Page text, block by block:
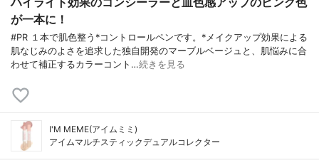
が一本に！
#PR １本で肌色整う*コントロールペンです。*メイクアップ効果による
肌なじみのよさを追求した独自開発のマーブルベージュと、肌悩みに合
わせて補正するカラーコント…続きを見る
I'M MEME(アイムミミ)
アイムマルチスティックデュアルコレクター